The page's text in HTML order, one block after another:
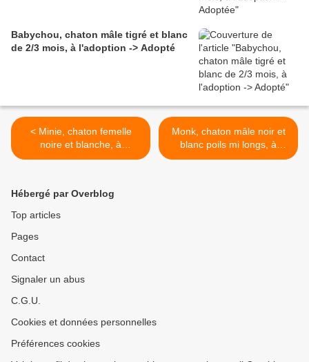
Babychou, chaton mâle tigré et blanc
de 2/3 mois, à l'adoption -> Adopté
< Minie, chaton femelle
noire et blanche, à
l'adoption -> adoptée
Monk, chaton mâle noir et
blanc poils mi longs, à
l'adoption -> adopté >
Hébergé par Overblog
Top articles
Pages
Contact
Signaler un abus
C.G.U.
Cookies et données personnelles
Préférences cookies